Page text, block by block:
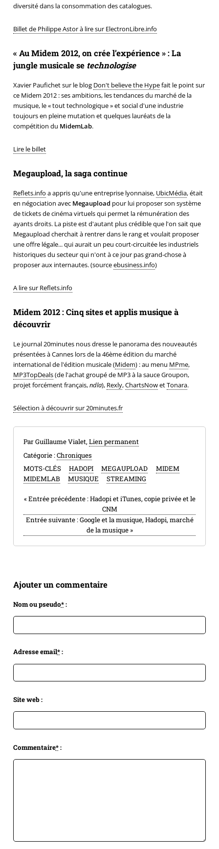
diversité dans la consommation des catalogues.
Billet de Philippe Astor à lire sur ElectronLibre.info
« Au Midem 2012, on crée l’expérience » : La
jungle musicale se technologise
Xavier Paufichet sur le blog Don't believe the Hypefait le point sur
ce Midem 2012 : ses ambitions, les tendances du marché de la
musique, le « tout technologique » et social d'une industrie
toujours en pleine mutation et quelques lauréats de la
compétition du MidemLab.
Lire le billet
Megaupload, la saga continue
Reflets.info a appris qu'une entreprise lyonnaise, UbicMédia, était
en négociation avec Megaupload pour lui proposer son système
de tickets de cinéma virtuels qui permet la rémunération des
ayants droits. La piste est d'autant plus crédible que l'on sait que
Megaupload cherchait à rentrer dans le rang et voulait proposer
une offre légale... qui aurait un peu court-circuitée les industriels
historiques du secteur qui n'ont à ce jour pas grand-chose à
proposer aux internautes. (sourceebusiness.info)
A lire sur Reflets.info
Midem 2012 : Cinq sites et applis musique à
découvrir
Le journal 20minutes nous dresse le panorama des nouveautés
présentées à Cannes lors de la 46ème édition du marché
international de l'édition musicale (Midem) : au menu MPme,
MP3TopDeals(de l'achat groupé de MP3 à la sauce Groupon,
projet forcément français,ndla), Rexly,ChartsNowetTonara.
Sélection à découvrir sur 20minutes.fr
Par Guillaume Vialet, Lien permanent
Catégorie :Chroniques
MOTS-CLÉS
HADOPI MEGAUPLOAD
MIDEM
MIDEMLAB
MUSIQUE STREAMING
«Entrée précédente :Hadopi et iTunes, copie privée et le
CNM
Entrée suivante :Google et la musique, Hadopi, marché
de la musique»
Ajouter un commentaire
Nom ou pseudo*:
Adresse email*:
Site web :
Commentaire*: